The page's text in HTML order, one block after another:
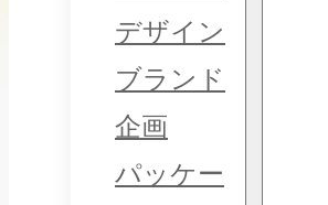
デザイン
ブランド
企画
パッケー